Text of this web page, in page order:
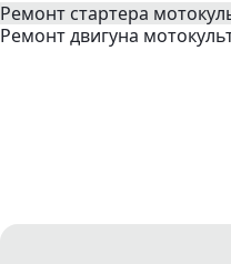
Ремонт стартера
Ремонт двигуна